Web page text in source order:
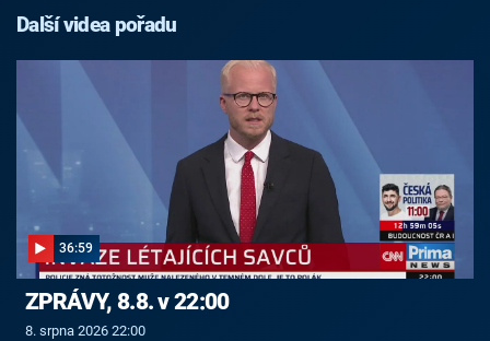
Další videa pořadu
36:59
ZPRÁVY, 8.8. v 22:00
8. srpna 2026 22:00